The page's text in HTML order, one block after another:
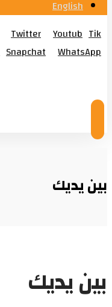
English
Twitter Youtub Tik
Snapchat
WhatsApp
بين يديك
بين يديك